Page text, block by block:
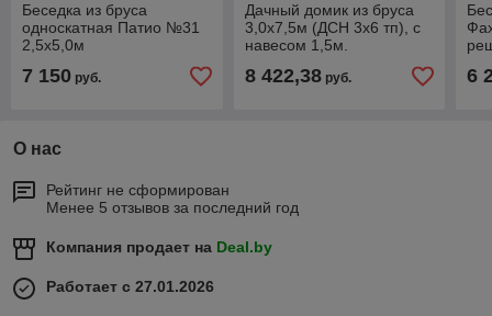
Беседка из бруса
односкатная Патио №31
2,5х5,0м
7 150 руб.
Дачный домик из бруса
3,0х7,5м (ДСН 3х6 тп), с
навесом 1,5м.
8 422,38руб. 6
О нас
Рейтинг не сформирован
Менее 5 отзывов за последний год
Компания продает на Deal.by
Работает с 27.01.2026